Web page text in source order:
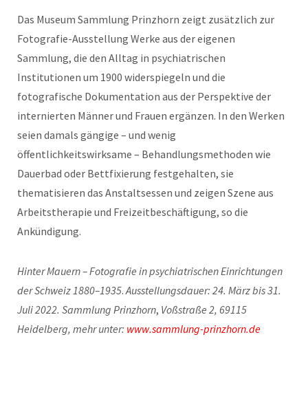
Das Museum Sammlung Prinzhorn zeigt zusätzlich zur
Fotografie-Ausstellung Werke aus der eigenen
Sammlung, die den Alltag in psychiatrischen
Institutionen um 1900 widerspiegeln und die
fotografische Dokumentation aus der Perspektive der
internierten Männer und Frauen ergänzen. In den Werken
seien damals gängige – und wenig
öffentlichkeitswirksame – Behandlungsmethoden wie
Dauerbad oder Bettfixierung festgehalten, sie
thematisieren das Anstaltsessen und zeigen Szene aus
Arbeitstherapie und Freizeitbeschäftigung, so die
Ankündigung.
Hinter Mauern – Fotografie in psychiatrischen Einrichtungen
der Schweiz 1880–1935. Ausstellungsdauer: 24. März bis 31.
Juli 2022. Sammlung Prinzhorn, Voßstraße 2, 69115
Heidelberg, mehr unter: www.sammlung-prinzhorn.de